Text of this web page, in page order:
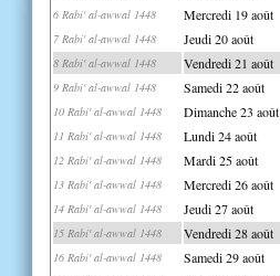
6 Rabi' al-awwal 1448 Mercredi 19 août
7 Rabi' al-awwal 1448 Jeudi 20 août
8 Rabi' al-awwal 1448 Vendredi 21 août
9 Rabi' al-awwal 1448 Samedi 22 août
10 Rabi' al-awwal 1448 Dimanche 23 août
11 Rabi' al-awwal 1448 Lundi 24 août
12 Rabi' al-awwal 1448 Mardi 25 août
13 Rabi' al-awwal 1448 Mercredi 26 août
14 Rabi' al-awwal 1448 Jeudi 27 août
15 Rabi' al-awwal 1448 Vendredi 28 août
16 Rabi' al-awwal 1448 Samedi 29 août